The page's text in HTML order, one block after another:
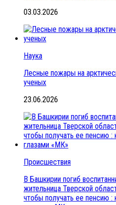
03.03.2026
Наука
Лесные пожары на
ученых
23.06.2026
Происшествия
В Башкирии погиб
жительница Тверской
чтобы получать ее пенсию :